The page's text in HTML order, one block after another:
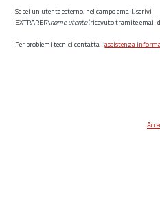
Se sei un utente esterno, nel campo email, scrivi
EXTRARER\nome utente(ricevuto tramite email
Per problemi tecnici contatta l’assistenza